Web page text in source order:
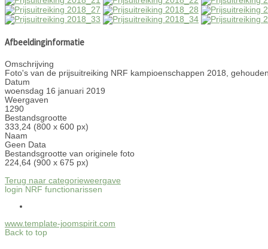
Afbeeldinginformatie
Omschrijving
Foto's van de prijsuitreiking NRF kampioenschappen 2018,
Datum
woensdag 16 januari 2019
Weergaven
1290
Bestandsgrootte
333,24 (800 x 600 px)
Naam
Geen Data
Bestandsgrootte van originele foto
224,64 (900 x 675 px)
Terug naar categorieweergave
login NRF functionarissen
www.template-joomspirit.com
Back to top